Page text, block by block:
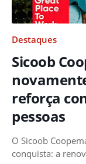
Destaques
Sicoob
reforça
pessoas
O Sicoob
conquista: a